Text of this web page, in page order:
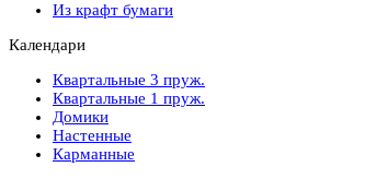
Из крафт бумаги
Календари
Квартальные 3 пруж.
Квартальные 1 пруж.
Домики
Настенные
Карманные